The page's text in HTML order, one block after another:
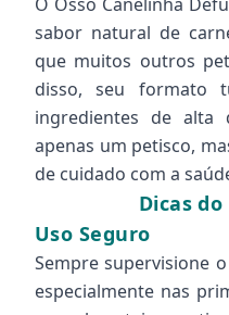
sabor natural de
que muitos outros
disso, seu formato
ingredientes de alta
apenas um petisco,
de cuidado com a
Dicas
Uso Seguro
Sempre supervisione
especialmente nas